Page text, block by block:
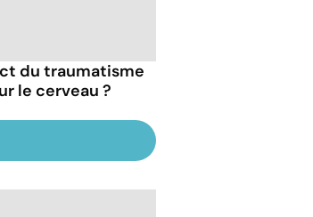
du traumatisme
le cerveau ?